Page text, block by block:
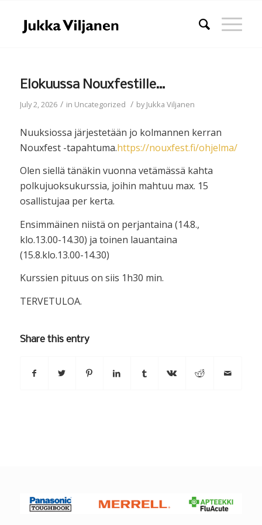
Elokuussa Nouxfestille…
July 2, 2026 / in Uncategorized / byJukka Viljanen
Nuuksiossa järjestetään jo kolmannen kerran
Nouxfest -tapahtuma.https://nouxfest.fi/ohjelma/
Olen siellä tänäkin vuonna vetämässä kahta
polkujuoksukurssia, joihin mahtuu max. 15
osallistujaa per kerta.
Ensimmäinen niistä on perjantaina (14.8.,
klo.13.00-14.30) ja toinen lauantaina
(15.8.klo.13.00-14.30)
Kurssien pituus on siis 1h30 min.
TERVETULOA.
Share this entry